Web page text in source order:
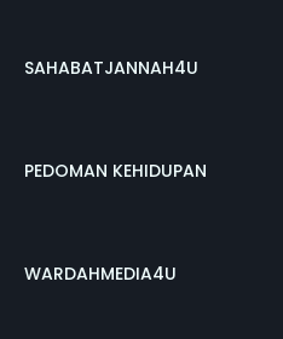
SAHABATJANNAH4U
PEDOMAN KEHIDUPAN
WARDAHMEDIA4U